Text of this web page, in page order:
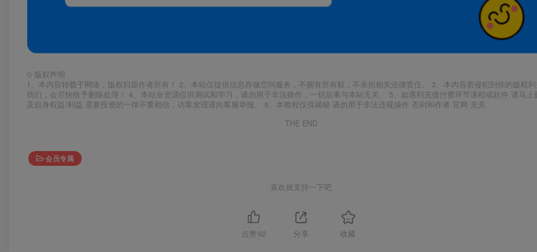
© 版权声明
1、本内容转载于网络，版权归原作者所有！ 2、本站仅提供信息存储空间服务，不拥有所有权，不承担相关法律责任。 3、本内容若侵犯到你的版权
我们，会尽快给予删除处理！ 4、本站全资源仅供测试和学习，请勿用于非法操作，一切后果与本站无关。 5、如遇到充值付费环节课程或软件 请马上
及自身权益/利益 需要投资的一律不要相信，访客发现请向客服举报。 6、本教程仅供揭秘 请勿用于非法违规操作 否则和作者 官网 无关
THE END
会员专属
喜欢就支持一下吧
点赞 92 分享 收藏